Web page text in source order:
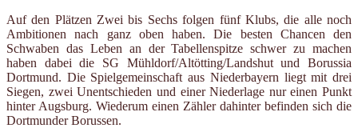
Auf den Plätzen Zwei bis Sechs folgen fünf Klubs, die alle noch
Ambitionen nach ganz oben haben. Die besten Chancen den
Schwaben das Leben an der Tabellenspitze schwer zu machen
haben dabei die SG Mühldorf/Altötting/Landshut und Borussia
Dortmund. Die Spielgemeinschaft aus Niederbayern liegt mit drei
Siegen, zwei Unentschieden und einer Niederlage nur einen Punkt
hinter Augsburg. Wiederum einen Zähler dahinter befinden sich die
Dortmunder Borussen.